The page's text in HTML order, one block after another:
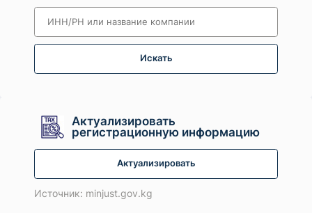
Искать
Актуализировать
регистрационную информацию
Актуализировать
Источник: minjust.gov.kg